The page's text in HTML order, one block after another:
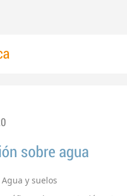
sobre agua
Agua y suelos